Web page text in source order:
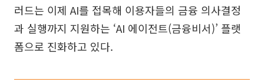
러드는 이제 AI를 접목해 이용자들의 금융 의사결정
과 실행까지 지원하는 ‘AI 에이전트(금융비서)’ 플랫
폼으로 진화하고 있다.